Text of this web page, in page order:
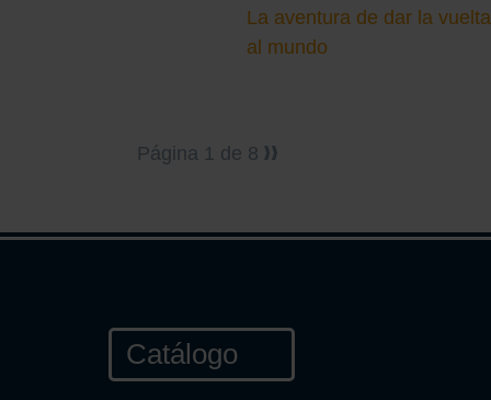
La aventura de dar la vuelta
al mundo
Página 1 de 8
Catálogo